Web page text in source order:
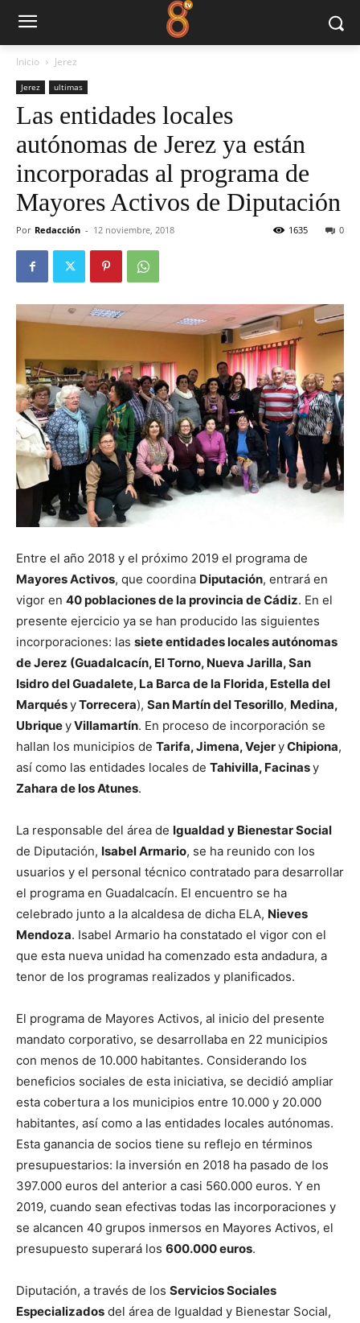
Inicio Jerez
Jerez ultimas
Las entidades locales
autónomas de Jerez ya están
incorporadas al programa de
Mayores Activos de Diputación
Por Redacción - 12 noviembre, 2018 0
1635
Entre el año 2018 y el próximo 2019 el programa de
Mayores Activos, que coordina Diputación, entrará en
vigor en 40 poblaciones de la provincia de Cádiz. En el
presente ejercicio ya se han producido las siguientes
incorporaciones: las siete entidades locales autónomas
de Jerez (Guadalcacín, El Torno, Nueva Jarilla, San
Isidro del Guadalete, La Barca de la Florida, Estella del
MarquésyTorrecera), San Martín del Tesorillo, Medina,
UbriqueyVillamartín. En proceso de incorporación se
hallan los municipios de Tarifa, Jimena, VejeryChipiona,
así como las entidades locales de Tahivilla, Facinasy
Zahara de los Atunes.
La responsable del área de Igualdad y Bienestar Social
de Diputación, Isabel Armario, se ha reunido con los
usuarios y el personal técnico contratado para desarrollar
el programa en Guadalcacín. El encuentro se ha
celebrado junto a la alcaldesa de dicha ELA, Nieves
Mendoza. Isabel Armario ha constatado el vigor con el
que esta nueva unidad ha comenzado esta andadura, a
tenor de los programas realizados y planificados.
El programa de Mayores Activos, al inicio del presente
mandato corporativo, se desarrollaba en 22 municipios
con menos de 10.000 habitantes. Considerando los
beneficios sociales de esta iniciativa, se decidió ampliar
esta cobertura a los municipios entre 10.000 y 20.000
habitantes, así como a las entidades locales autónomas.
Esta ganancia de socios tiene su reflejo en términos
presupuestarios: la inversión en 2018 ha pasado de los
397.000 euros del anterior a casi 560.000 euros. Y en
2019, cuando sean efectivas todas las incorporaciones y
se alcancen 40 grupos inmersos en Mayores Activos, el
presupuesto superará los 600.000 euros.
Diputación, a través de los Servicios Sociales
Especializados del área de Igualdad y Bienestar Social,